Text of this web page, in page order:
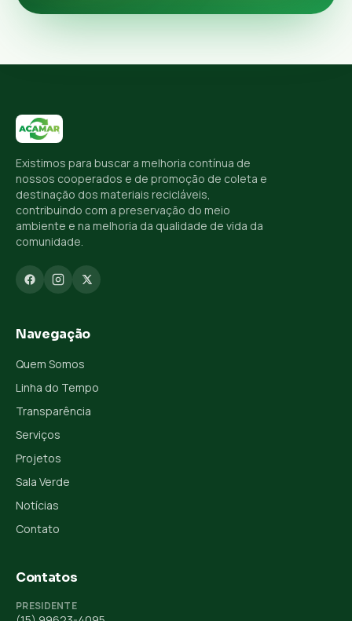
Existimos para buscar a melhoria contínua de
nossos cooperados e de promoção de coleta e
destinação dos materiais recicláveis,
contribuindo com a preservação do meio
ambiente e na melhoria da qualidade de vida da
comunidade.
Navegação
Quem Somos
Linha do Tempo
Transparência
Serviços
Projetos
Sala Verde
Notícias
Contato
Contatos
PRESIDENTE